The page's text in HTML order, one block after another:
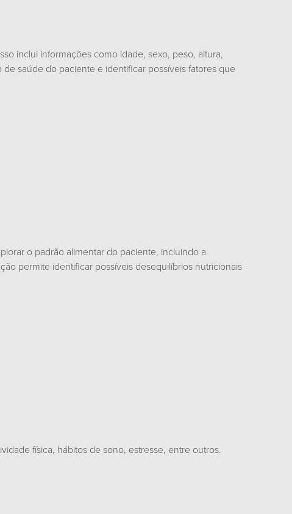
inclui informações como idade, sexo, peso, altura,
saúde do paciente e identificar possíveis fatores que
o padrão alimentar do paciente, incluindo a
permite identificar possíveis desequilíbrios nutricionais
física, hábitos de sono, estresse, entre outros.